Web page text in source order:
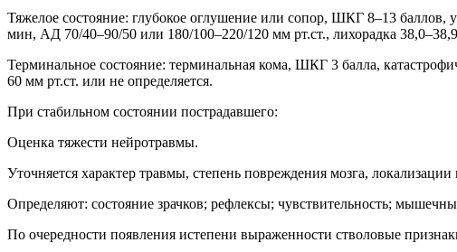
Тяжелое состояние: глубокое оглушение или сопор, ШКГ 8–13
мин, АД 70/40–90/50 или 180/100–220/120 мм рт.ст., лихорадка
Терминальное состояние: терминальная кома, ШКГ 3 балла,
60 мм рт.ст. или не определяется.
При стабильном состоянии пострадавшего:
Оценка тяжести нейротравмы.
Уточняется характер травмы, степень повреждения мозга, локализации
Определяют: состояние зрачков; рефлексы; чувствительность;
По очередности появления истепени выраженности стволовые